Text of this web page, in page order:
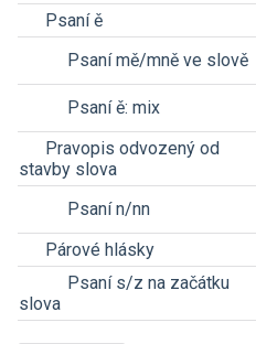
Psaní ě
Psaní mě/mně ve slově
Psaní ě: mix
Pravopis odvozený od
stavby slova
Psaní n/nn
Párové hlásky
Psaní s/z na začátku
slova